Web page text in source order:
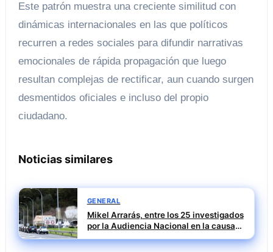
Este patrón muestra una creciente similitud con
dinámicas internacionales en las que políticos
recurren a redes sociales para difundir narrativas
emocionales de rápida propagación que luego
resultan complejas de rectificar, aun cuando surgen
desmentidos oficiales e incluso del propio
ciudadano.
Noticias similares
GENERAL
Mikel Arrarás, entre los 25 investigados
por la Audiencia Nacional en la causa
SEPI del caso Leire